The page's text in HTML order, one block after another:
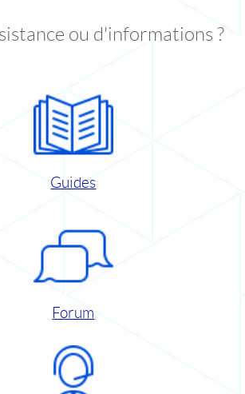
ou d'informations ?
Guides
Forum